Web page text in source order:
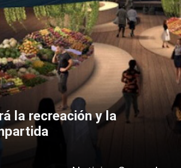
la recreación y la